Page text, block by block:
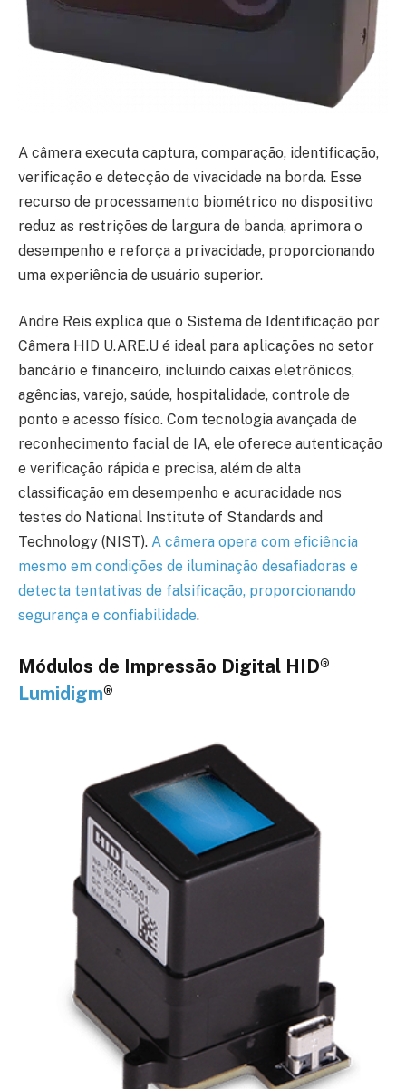
A câmera executa captura, comparação, identificação,
verificação e detecção de vivacidade na borda. Esse
recurso de processamento biométrico no dispositivo
reduz as restrições de largura de banda, aprimora o
desempenho e reforça a privacidade, proporcionando
uma experiência de usuário superior.
Andre Reis explica que o Sistema de Identificação por
Câmera HID U.ARE.U é ideal para aplicações no setor
bancário e financeiro, incluindo caixas eletrônicos,
agências, varejo, saúde, hospitalidade, controle de
ponto e acesso físico. Com tecnologia avançada de
reconhecimento facial de IA, ele oferece autenticação
e verificação rápida e precisa, além de alta
classificação em desempenho e acuracidade nos
testes do National Institute of Standards and
Technology (NIST). A câmera opera com eficiência
mesmo em condições de iluminação desafiadoras e
detecta tentativas de falsificação, proporcionando
segurança e confiabilidade.
Módulos de Impressão Digital HID®
Lumidigm®